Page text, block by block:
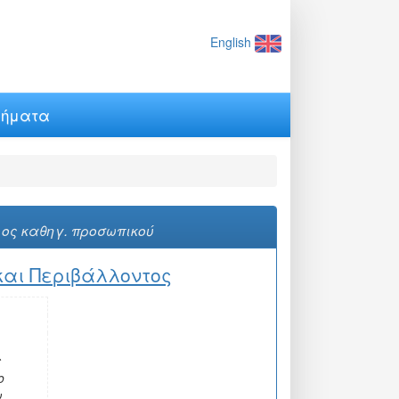
English
καθηγ. προσωπικού
Περιβάλλοντος